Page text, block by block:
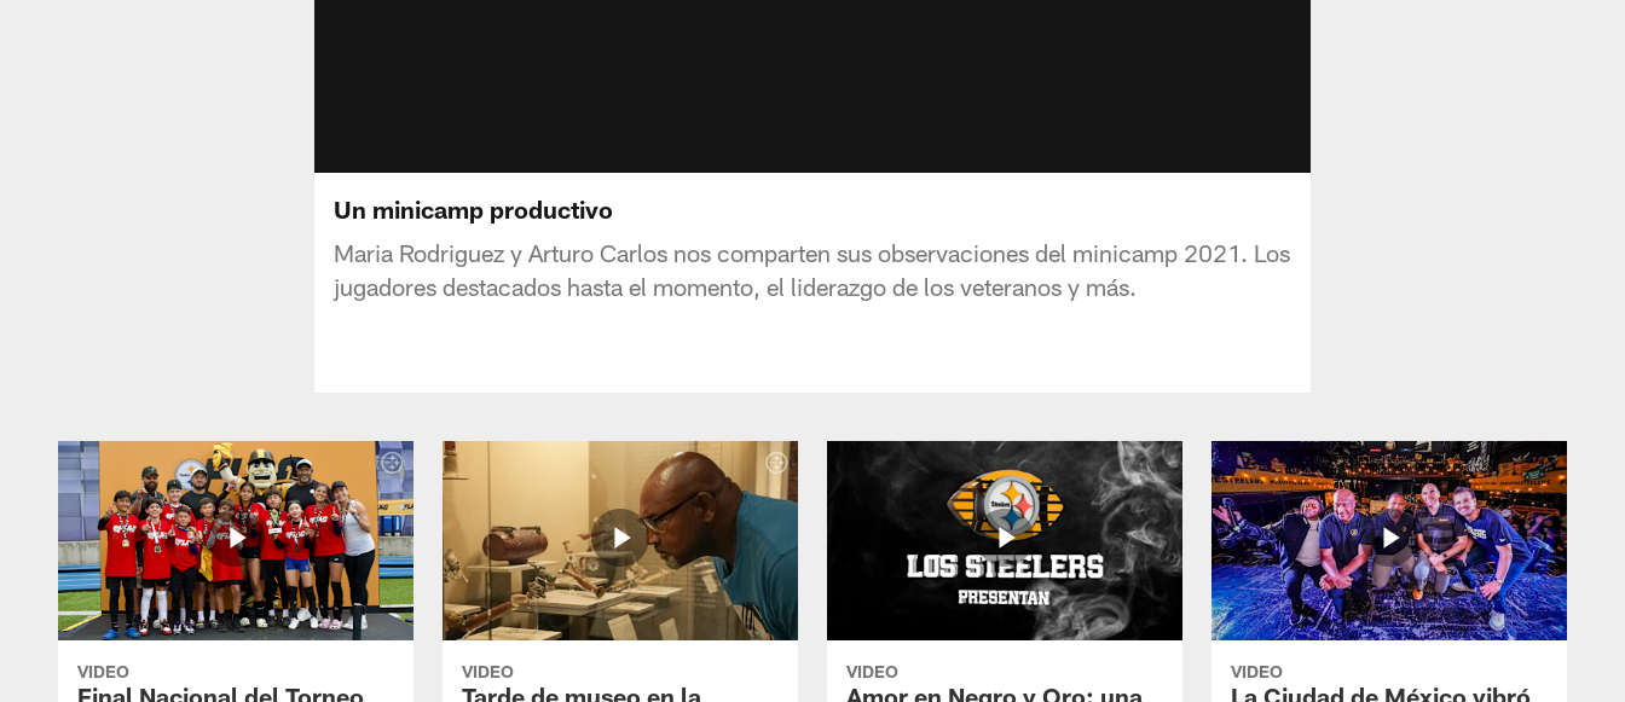
Un minicamp productivo
Maria Rodriguez y Arturo Carlos nos comparten sus observaciones del minicamp 2021. Los
jugadores destacados hasta el momento, el liderazgo de los veteranos y más.
VIDEO
Final Nacional del Torneo
VIDEO
Tarde de museo en la
VIDEO
Amor en Negro y Oro: una
VIDEO
La Ciudad de México vibró